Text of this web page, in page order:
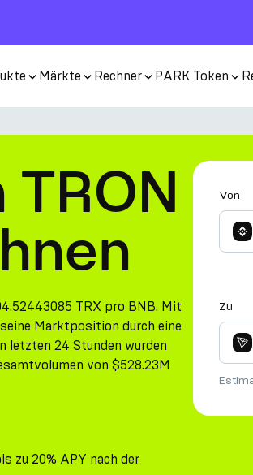
Märkte Rechner PARK Token
TRON
TRX pro BNB. Mit
Marktposition durch eine
letzten 24 Stunden wurden
von $528.23M
zu 20% APY nach der
Von
Zu